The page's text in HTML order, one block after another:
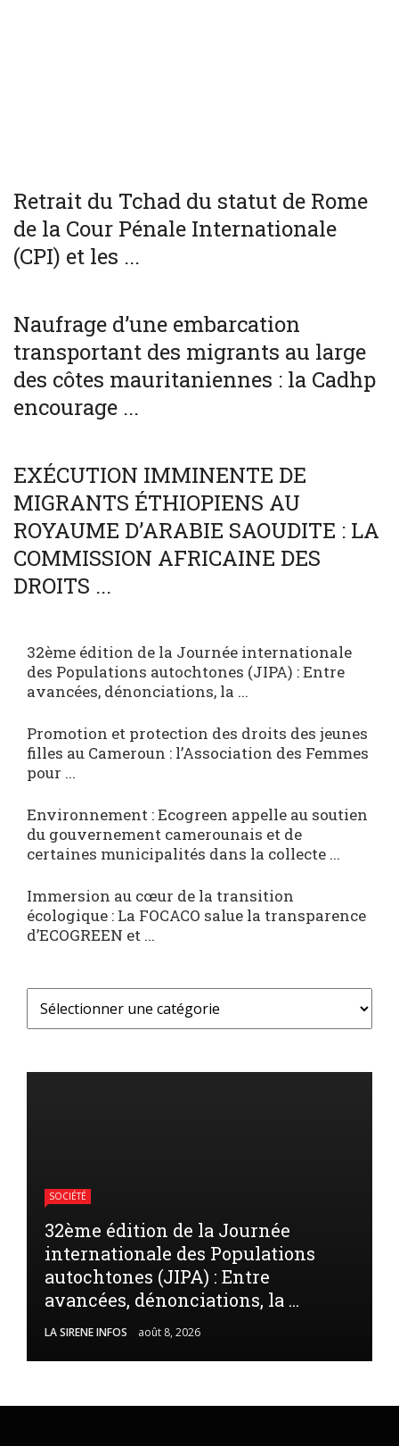
Retrait du Tchad du statut de Rome
de la Cour Pénale Internationale
(CPI) et les ...
Naufrage d’une embarcation
transportant des migrants au large
des côtes mauritaniennes : la Cadhp
encourage ...
SOCIÉTÉ
EXÉCUTION IMMINENTE DE
MIGRANTS ÉTHIOPIENS AU
ROYAUME D’ARABIE SAOUDITE : LA
COMMISSION AFRICAINE DES
DROITS ...
32ème édition de la Journée internationale
des Populations autochtones (JIPA) : Entre
avancées, dénonciations, la ...
Promotion et protection des droits des jeunes
filles au Cameroun : l’Association des Femmes
pour ...
Environnement : Ecogreen appelle au soutien
du gouvernement camerounais et de
certaines municipalités dans la collecte ...
Immersion au cœur de la transition
écologique : La FOCACO salue la transparence
d’ECOGREEN et ...
SOCIÉTÉ
32ème édition de la Journée
internationale des Populations
autochtones (JIPA) : Entre
avancées, dénonciations, la ...
LA SIRENE INFOS août 8, 2026